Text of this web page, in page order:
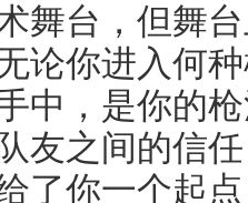
舞台，但舞
论你进入何
中，是你的
友之间的信
了你一个起